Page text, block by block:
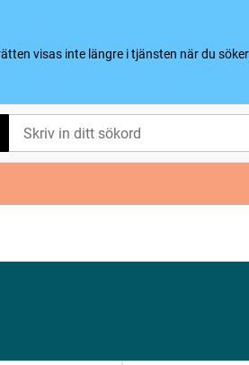
visas inte längre i tjänsten när du